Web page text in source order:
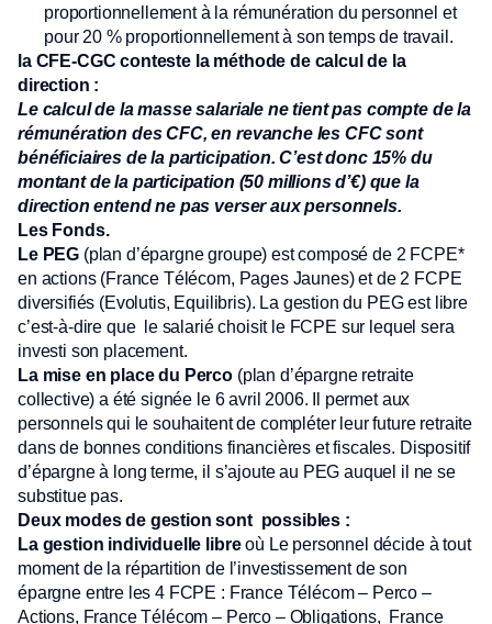
proportionnellement à la rémunération du personnel et
pour 20 % proportionnellement à son temps de travail.
la CFE-CGC conteste la méthode de calcul de la
direction :
Le calcul de la masse salariale ne tient pas compte de la
rémunération des CFC, en revanche les CFC sont
bénéficiaires de la participation. C’est donc 15% du
montant de la participation (50 millions d’€) que la
direction entend ne pas verser aux personnels.
Les Fonds.
Le PEG (plan d’épargne groupe) est composé de 2 FCPE*
en actions (France Télécom, Pages Jaunes) et de 2 FCPE
diversifiés (Evolutis, Equilibris). La gestion du PEG est libre
c’est-à-dire que le salarié choisit le FCPE sur lequel sera
investi son placement.
La mise en place du Perco (plan d’épargne retraite
collective) a été signée le 6 avril 2006. Il permet aux
personnels qui le souhaitent de compléter leur future retraite
dans de bonnes conditions financières et fiscales. Dispositif
d’épargne à long terme, il s’ajoute au PEG auquel il ne se
substitue pas.
Deux modes de gestion sont possibles :
La gestion individuelle libreoù Le personnel décide à tout
moment de la répartition de l’investissement de son
épargne entre les 4 FCPE : France Télécom – Perco –
Actions, France Télécom – Perco – Obligations, France